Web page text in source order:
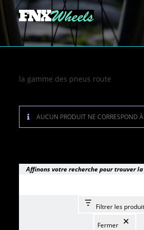
la gamme des pneus route
AUCUN PRODUIT NE CORRESPOND
Affinons votre recherche pour trouver
Filtrer les
Fermer